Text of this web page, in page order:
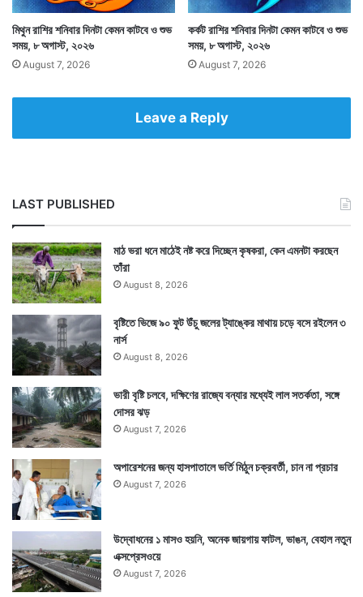
করলে শুভই হবে একথা জোর দিয়ে বলা যায়না। কারণ বিভিন্ন রাশি
গ্রহ নক্ষত্র ইত্যাদির উপর শুভ ফলের মাত্রা কমবেশি হয়ে থাকে।
তবুও কিছুটা শুভ ফল আশা করা যায়। যেমন অমৃতযোগ ও
মাহেন্দ্রযোগ।
এই যোগে যেকোনও শুভকাজে বেরলে সাধারণভাবে শুভ ফললাভ হয়ে
থাকে। যেমন চাকরির পরীক্ষা, কোথাও যাত্রা, কোনও শুভকাজে
যাওয়া, পরীক্ষা, বাড়ি কেনাবেচা ইত্যাদি যেকোনও এই কাজ
অমৃতযোগ ও মাহেন্দ্রযোগে করলে শুভ ফল পাওয়া যেতে পারে।
মিথুন রাশির শনিবার দিনটা কেমন কাটবে ও শুভ
সময়, ৮ অগাস্ট, ২০২৬
August 7, 2026
কর্কট রাশির শনিবার দিনটা কেমন কাটবে ও শুভ
সময়, ৮ অগাস্ট, ২০২৬
August 7, 2026
Leave a Reply
LAST PUBLISHED
মাঠ ভরা ধনে মাঠেই নষ্ট করে দিচ্ছেন কৃষকরা, কেন এমনটা করছেন
তাঁরা
August 8, 2026
বৃষ্টিতে ভিজে ৯০ ফুট উঁচু জলের ট্যাঙ্কের মাথায় চড়ে বসে রইলেন ৩
নার্স
August 8, 2026
ভারী বৃষ্টি চলবে, দক্ষিণের রাজ্যে বন্যার মধ্যেই লাল সতর্কতা, সঙ্গে
দোসর ঝড়
August 7, 2026
অপারেশনের জন্য হাসপাতালে ভর্তি মিঠুন চক্রবর্তী, চান না প্রচার
August 7, 2026
উদ্বোধনের ১ মাসও হয়নি, অনেক জায়গায় ফাটল, ভাঙন, বেহাল নতুন
এক্সপ্রেসওয়ে
August 7, 2026